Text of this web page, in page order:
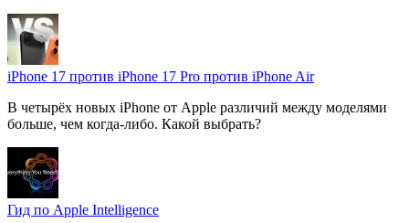
iPhone 17 против iPhone 17 Pro против iPhone Air
В четырёх новых iPhone от Apple различий между моделями
больше, чем когда-либо. Какой выбрать?
Гид по Apple Intelligence